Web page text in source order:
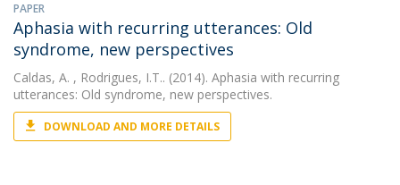
PAPER
Aphasia with recurring utterances: Old
syndrome, new perspectives
Caldas, A. , Rodrigues, I.T.. (2014). Aphasia with recurring
utterances: Old syndrome, new perspectives.
DOWNLOAD AND MORE DETAILS